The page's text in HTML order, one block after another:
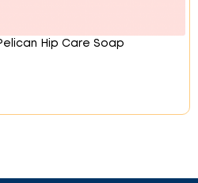
tiếp với các loại vải đặc
Hip Care Soap